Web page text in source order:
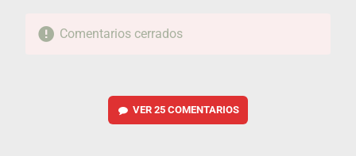
Comentarios cerrados
VER 25 COMENTARIOS